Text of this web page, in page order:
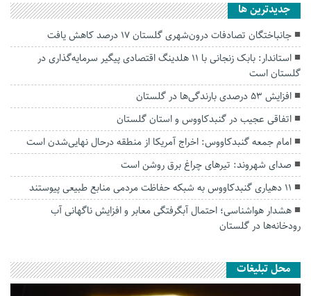
جديدترين ها
جانباختگان تصادفات درون‌شهری گلستان ۱۷ درصد کاهش یافت
استاندار: بابک زنجانی با ۱۱ هلدینگ اقتصادی پیگیر سرمایه‌گذاری در
گلستان است
افزایش ۵۳ درصدی بارندگی‌ها در گلستان
اتفاقی عجیب در‌ گنبدکاووس و استان گلستان
امام جمعه گنبدکاووس: اخراج آمریکا از منطقه درحال نهایی‌شدن است
صدای شهروند: تیرهای چراغ برق روشن است
۱۱ دهیاری گنبدکاووس به شبکه حفاظت مردمی منابع طبیعی پیوستند
هشدار هواشناسی؛ احتمال آبگرفتگی معابر و افزایش ناگهانی آب
رودخانه‌ها در گلستان
محل تبلیغات